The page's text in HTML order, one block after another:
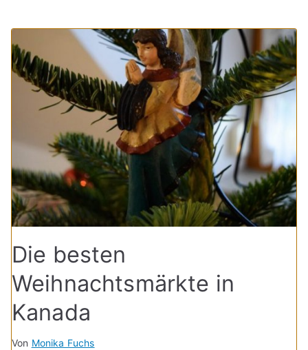
Die besten
Weihnachtsmärkte in
Kanada
Von Monika Fuchs